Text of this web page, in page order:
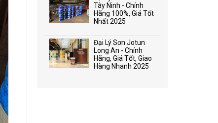
Tây Ninh - Chính
Hãng 100%, Giá Tốt
Nhất 2025
Đại Lý Sơn Jotun
Long An - Chính
Hãng, Giá Tốt, Giao
Hàng Nhanh 2025